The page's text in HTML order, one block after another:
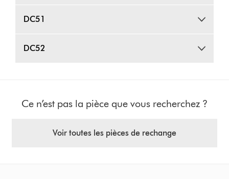
DC51
DC52
Ce n’est pas la pièce que vous recherchez ?
Voir toutes les pièces de rechange